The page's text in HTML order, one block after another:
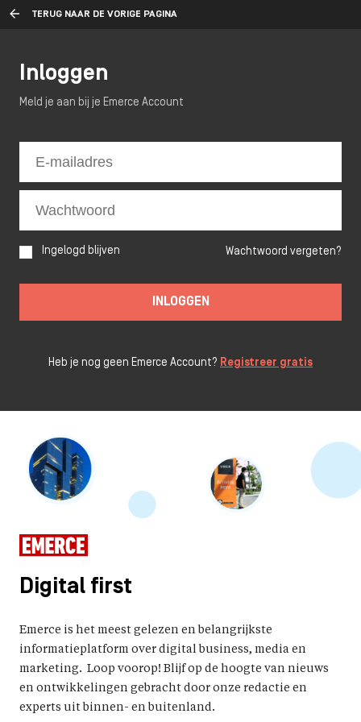
TERUG NAAR DE VORIGE PAGINA
Digital first
Emerce is het meest gelezen en belangrijkste
informatieplatform over digital business, media en
marketing. Loop voorop! Blijf op de hoogte van nieuws
en ontwikkelingen gebracht door onze redactie en
experts uit binnen- en buitenland.
Inloggen
Meld je aan bij je Emerce Account
Ingelogd blijven Wachtwoord vergeten?
INLOGGEN
Heb je nog geen Emerce Account? Registreer gratis